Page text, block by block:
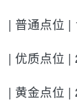
| 普通点位 |
| 优质点位 |
| 黄金点位 |